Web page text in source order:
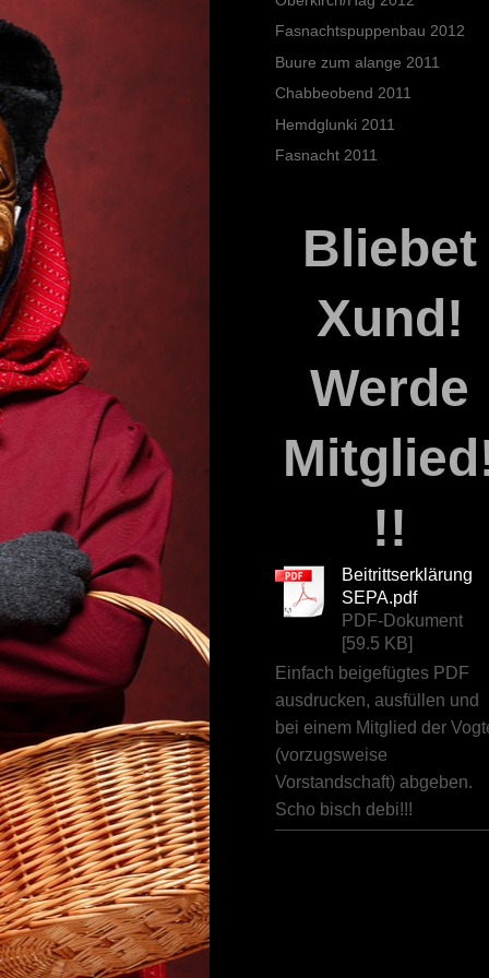
Fasnachtspuppenbau 2012
Buure zum alange 2011
Chabbeobend 2011
Hemdglunki 2011
Fasnacht 2011
Bliebet
Xund!
Werde
!!
Beitrittserklärung
SEPA.pdf
PDF-Dokument
[59.5 KB]
Einfach beigefügtes PDF
ausdrucken, ausfüllen und
bei einem Mitglied der
(vorzugsweise
Vorstandschaft) abgeben.
Scho bisch debi!!!